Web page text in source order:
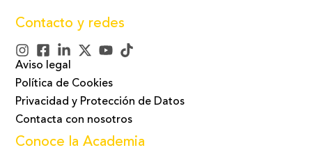
Contacto y redes
Aviso legal
Política de Cookies
Privacidad y Protección de Datos
Contacta con nosotros
Conoce la Academia